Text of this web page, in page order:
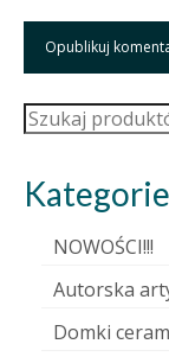
Szukaj:
Kategorie
NOWOŚCI!!!
Autorska
Domki